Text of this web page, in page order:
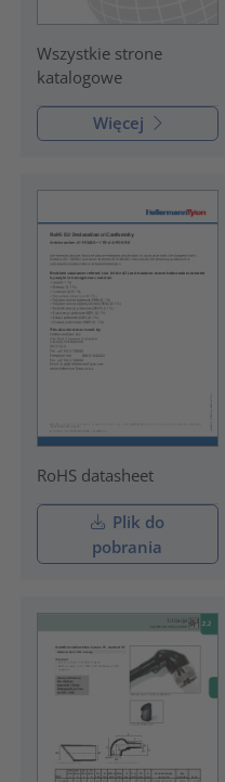
Wszystkie strone
katalogowe
Więcej
RoHS datasheet
Plik do
pobrania